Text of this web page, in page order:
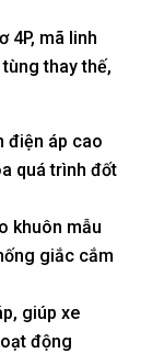
4P, mã linh
thay thế,
điện áp cao
quá trình đốt
khuôn mẫu
giắc cắm
giúp xe
động